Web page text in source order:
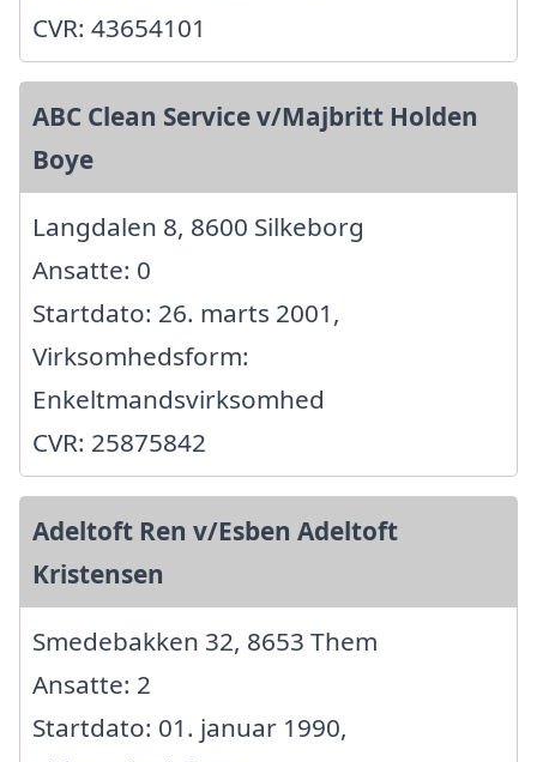
CVR: 43654101
ABC Clean Service v/Majbritt Holden
Boye
Langdalen 8, 8600 Silkeborg
Ansatte: 0
Startdato: 26. marts 2001,
Virksomhedsform:
Enkeltmandsvirksomhed
CVR: 25875842
Adeltoft Ren v/Esben Adeltoft
Kristensen
Smedebakken 32, 8653 Them
Ansatte: 2
Startdato: 01. januar 1990,